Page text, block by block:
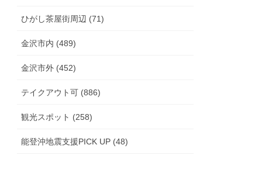
ひがし茶屋街周辺 (71)
金沢市内 (489)
金沢市外 (452)
テイクアウト可 (886)
観光スポット (258)
能登沖地震支援PICK UP (48)